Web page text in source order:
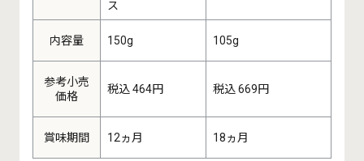
ス
内容量 150g 105g
参考小売
価格
税込 464円 税込 669円
賞味期間 12ヵ月 18ヵ月